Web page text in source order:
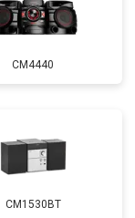
CM4440
CM1530BT